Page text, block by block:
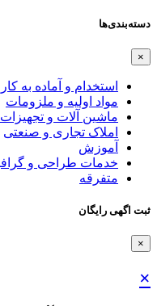
دسته‌بندی‌ها
×
استخدام و آماده به کار
مواد اولیه و ملزومات
ماشین آلات و تجهیزات
املاک تجاری و صنعتی
آموزش
خدمات طراحی و
متفرقه
ثبت اگهی رایگان
×
×